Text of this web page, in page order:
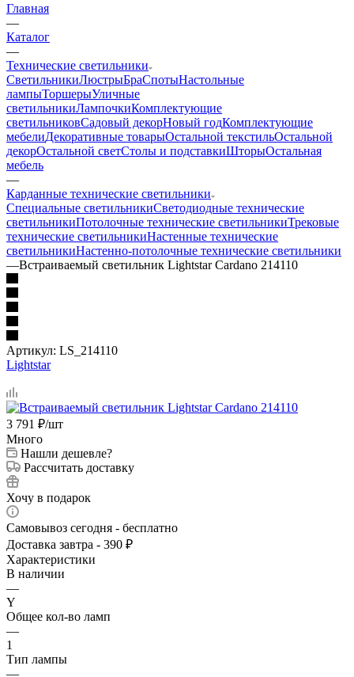
Главная
—
Каталог
—
Технические светильники
СветильникиЛюстрыБраСпотыНастольные
лампыТоршерыУличные
светильникиЛампочкиКомплектующие
светильниковСадовый декорНовый годКомплектующие
мебелиДекоративные товарыОстальной текстильОстальной
декорОстальной светСтолы и подставкиШторыОстальная
мебель
—
Карданные технические светильники
Специальные светильникиСветодиодные технические
светильникиПотолочные технические светильникиТрековые
технические светильникиНастенные технические
светильникиНастенно-потолочные технические светильники
—Встраиваемый светильник Lightstar Cardano 214110
Артикул: LS_214110
Lightstar
3 791 ₽/шт
Много
Нашли дешевле?
Рассчитать доставку
Хочу в подарок
Самовывоз сегодня - бесплатно
Доставка завтра - 390 ₽
Характеристики
В наличии
—
Y
Общее кол-во ламп
—
1
Тип лампы
—